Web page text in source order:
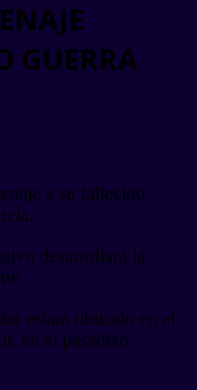
GUERRA
a su fallecido
desarrollará la
estará ubicado en el
en el pasadizo